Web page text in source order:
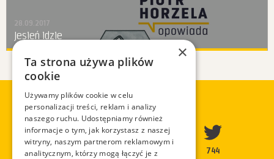
28.09.2017
Jesień idzie
BĄDŹ NA BIEŻĄCO
113 332 18 018 50 356 744
W mediach
O mnie
Kontakt
Chcesz być na bieżąco z moimi filmami? Podaj proszę:
×
Ta strona używa plików
cookie
Używamy plików cookie w celu
personalizacji treści, reklam i analizy
naszego ruchu. Udostępniamy również
informacje o tym, jak korzystasz z naszej
witryny, naszym partnerom reklamowym i
analitycznym, którzy mogą łączyć je z